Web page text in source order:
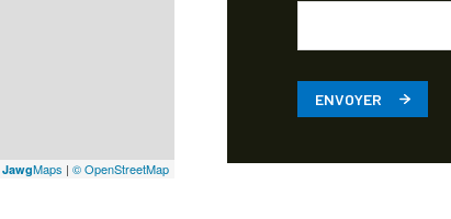
JawgMaps | © OpenStreetMap
ENVOYER